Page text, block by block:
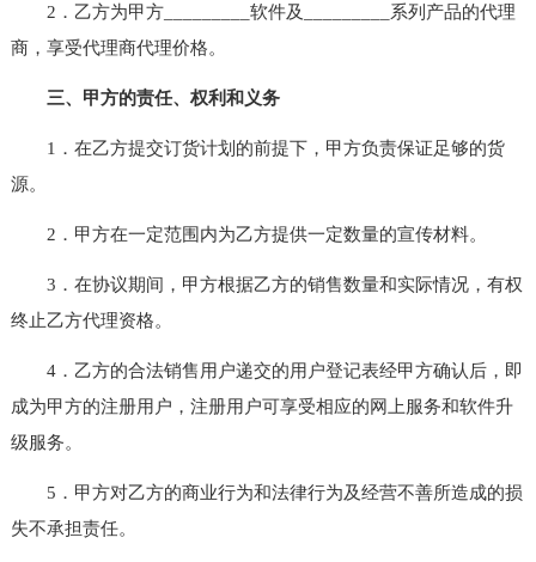
2．乙方为甲方_________软件及_________系列产品的代理
商，享受代理商代理价格。
三、甲方的责任、权利和义务
1．在乙方提交订货计划的前提下，甲方负责保证足够的货
源。
2．甲方在一定范围内为乙方提供一定数量的宣传材料。
3．在协议期间，甲方根据乙方的销售数量和实际情况，有权
终止乙方代理资格。
4．乙方的合法销售用户递交的用户登记表经甲方确认后，即
成为甲方的注册用户，注册用户可享受相应的网上服务和软件升
级服务。
5．甲方对乙方的商业行为和法律行为及经营不善所造成的损
失不承担责任。